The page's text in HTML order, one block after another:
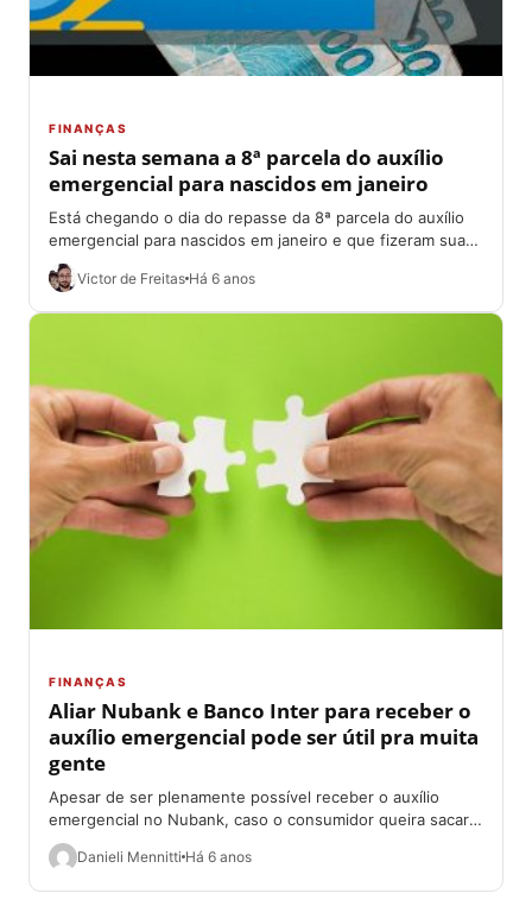
FINANÇAS
Sai nesta semana a 8ª parcela do auxílio
emergencial para nascidos em janeiro
Está chegando o dia do repasse da 8ª parcela do auxílio
emergencial para nascidos em janeiro e que fizeram sua
inscrição para...
Victor de Freitas Há 6 anos
FINANÇAS
Aliar Nubank e Banco Inter para receber o
auxílio emergencial pode ser útil pra muita
gente
Apesar de ser plenamente possível receber o auxílio
emergencial no Nubank, caso o consumidor queira sacar o
dinheiro terá de pagar uma...
Danieli Mennitti Há 6 anos